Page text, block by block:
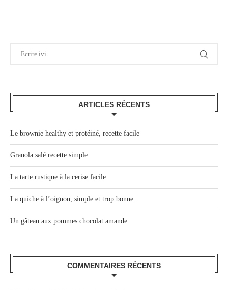
ARTICLES RÉCENTS
Le brownie healthy et protéiné, recette facile
Granola salé recette simple
La tarte rustique à la cerise facile
La quiche à l’oignon, simple et trop bonne.
Un gâteau aux pommes chocolat amande
COMMENTAIRES RÉCENTS